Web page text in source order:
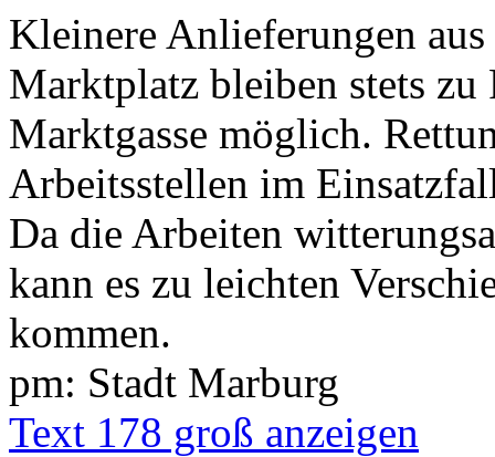
Kleinere Anlieferungen aus
Marktplatz bleiben stets
Marktgasse möglich.
Arbeitsstellen im
Da die Arbeiten
kann es zu leichten
kommen.
pm: Stadt Marburg
Text 178 groß anzeigen